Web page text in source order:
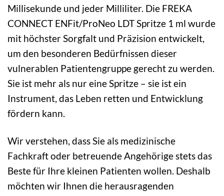
Millisekunde und jeder Milliliter. Die FREKA
CONNECT ENFit/ProNeo LDT Spritze 1 ml wurde
mit höchster Sorgfalt und Präzision entwickelt,
um den besonderen Bedürfnissen dieser
vulnerablen Patientengruppe gerecht zu werden.
Sie ist mehr als nur eine Spritze – sie ist ein
Instrument, das Leben retten und Entwicklung
fördern kann.
Wir verstehen, dass Sie als medizinische
Fachkraft oder betreuende Angehörige stets das
Beste für Ihre kleinen Patienten wollen. Deshalb
möchten wir Ihnen die herausragenden